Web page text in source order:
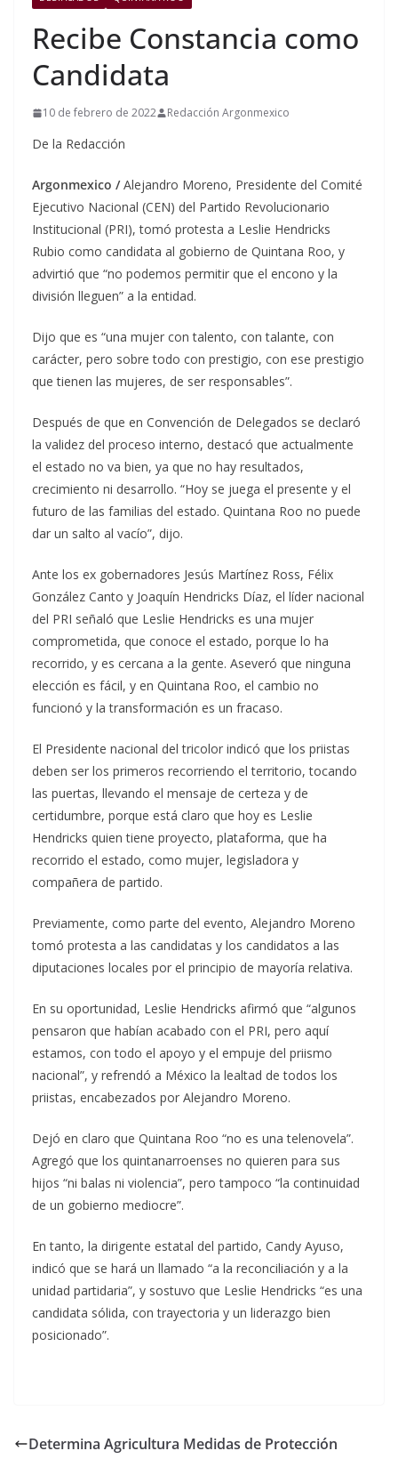
Recibe Constancia como
Candidata
10 de febrero de 2022 Redacción Argonmexico
De la Redacción
Argonmexico /Alejandro Moreno, Presidente del Comité
Ejecutivo Nacional (CEN) del Partido Revolucionario
Institucional (PRI), tomó protesta a Leslie Hendricks
Rubio como candidata al gobierno de Quintana Roo, y
advirtió que “no podemos permitir que el encono y la
división lleguen” a la entidad.
Dijo que es “una mujer con talento, con talante, con
carácter, pero sobre todo con prestigio, con ese prestigio
que tienen las mujeres, de ser responsables”.
Después de que en Convención de Delegados se declaró
la validez del proceso interno, destacó que actualmente
el estado no va bien, ya que no hay resultados,
crecimiento ni desarrollo. “Hoy se juega el presente y el
futuro de las familias del estado. Quintana Roo no puede
dar un salto al vacío”, dijo.
Ante los ex gobernadores Jesús Martínez Ross, Félix
González Canto y Joaquín Hendricks Díaz, el líder nacional
del PRI señaló que Leslie Hendricks es una mujer
comprometida, que conoce el estado, porque lo ha
recorrido, y es cercana a la gente. Aseveró que ninguna
elección es fácil, y en Quintana Roo, el cambio no
funcionó y la transformación es un fracaso.
El Presidente nacional del tricolor indicó que los priistas
deben ser los primeros recorriendo el territorio, tocando
las puertas, llevando el mensaje de certeza y de
certidumbre, porque está claro que hoy es Leslie
Hendricks quien tiene proyecto, plataforma, que ha
recorrido el estado, como mujer, legisladora y
compañera de partido.
Previamente, como parte del evento, Alejandro Moreno
tomó protesta a las candidatas y los candidatos a las
diputaciones locales por el principio de mayoría relativa.
En su oportunidad, Leslie Hendricks afirmó que “algunos
pensaron que habían acabado con el PRI, pero aquí
estamos, con todo el apoyo y el empuje del priismo
nacional”, y refrendó a México la lealtad de todos los
priistas, encabezados por Alejandro Moreno.
Dejó en claro que Quintana Roo “no es una telenovela”.
Agregó que los quintanarroenses no quieren para sus
hijos “ni balas ni violencia”, pero tampoco “la continuidad
de un gobierno mediocre”.
En tanto, la dirigente estatal del partido, Candy Ayuso,
indicó que se hará un llamado “a la reconciliación y a la
unidad partidaria”, y sostuvo que Leslie Hendricks “es una
candidata sólida, con trayectoria y un liderazgo bien
posicionado”.
Determina Agricultura Medidas de Protección